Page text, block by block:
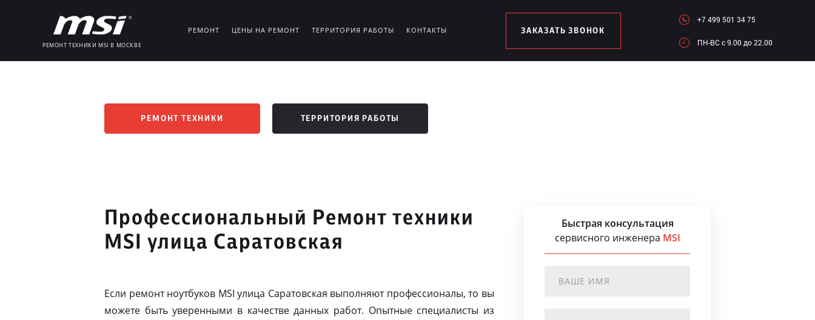
РЕМОНТ ТЕХНИКИ MSI В МОСКВЕ
РЕМОНТ ЦЕНЫ НА РЕМОНТ ТЕРРИТОРИЯ РАБОТЫ КОНТАКТЫ ЗАКАЗАТЬ ЗВОНОК
+7 499 501 34 75
ПН-ВC c 9.00 до 22.00
РЕМОНТ ТЕХНИКИ ТЕРРИТОРИЯ РАБОТЫ
Профессиональный Ремонт техники
MSI улица Саратовская
Если ремонт ноутбуков MSI улица Саратовская выполняют профессионалы, то вы
можете быть уверенными в качестве данных работ. Опытные специалисты из
Быстрая консультация
сервисного инженера MSI